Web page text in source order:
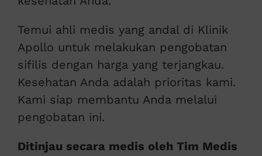
Temui ahli medis yang andal di Klinik
Apollo untuk melakukan pengobatan
sifilis dengan harga yang terjangkau.
Kesehatan Anda adalah prioritas kami.
Kami siap membantu Anda melalui
pengobatan ini.
Ditinjau secara medis oleh Tim Medis